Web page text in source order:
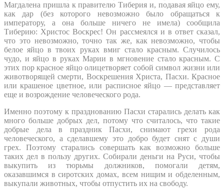
Магдалена пришла к правителю Тиберия и, подавая яйцо ему,
как дар (без которого невозможно было обращаться к
императору, а она больше ничего не имела) сообщила
Тиберию: Христос Воскрес! Он рассмеялся и в ответ сказал,
что это невозможно, точно так же, как невозможно, чтобы
белое яйцо в твоих руках вмиг стало красным. Случилось
чудо, и яйцо в руках Марии в мгновение стало красным. С
этих пор красное яйцо олицетворяет собой символ жизни или
животворящей смерти, Воскрешения Христа, Пасхи. Красное
или крашеное цветное, или расписное яйцо — представляет
еще и возрождение человеческого рода.
Именно поэтому к празднованию Пасхи старались делать как
много больше добрых дел, потому что считалось, что такие
добрые дела в праздник Пасхи, снимают грехи рода
человеческого, а сделавшему это добро будет снят с души
грех. Поэтому старались совершать как возможно больше
таких дел в пользу других. Собирали деньги на Руси, чтобы
выкупить из тюрьмы должников, помогали детям,
оказавшимся в сиротских домах, всем нищим и обделенным,
выкупали животных, чтобы отпустить их на свободу.